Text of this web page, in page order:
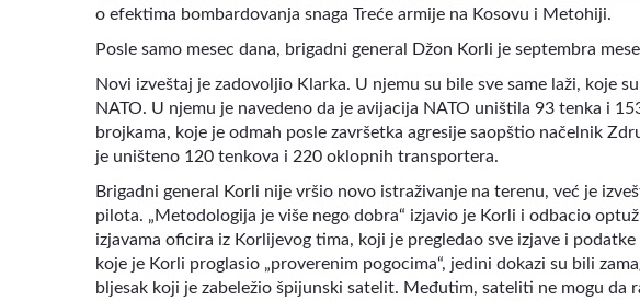
o efektima bombardovanja snaga Treće armije na Kosovu i Metohiji.
Posle samo mesec dana, brigadni general Džon Korli je septembra
Novi izveštaj je zadovoljio Klarka. U njemu su bile sve same laži, koje
NATO. U njemu je navedeno da je avijacija NATO uništila 93 tenka i
brojkama, koje je odmah posle završetka agresije saopštio načelnik
je uništeno 120 tenkova i 220 oklopnih transportera.
Brigadni general Korli nije vršio novo istraživanje na terenu, već je
pilota. „Metodologija je više nego dobra“ izjavio je Korli i odbacio
izjavama oficira iz Korlijevog tima, koji je pregledao sve izjave i
koje je Korli proglasio „proverenim pogocima“, jedini dokazi su bili
bljesak koji je zabeležio špijunski satelit. Međutim, sateliti ne mogu da